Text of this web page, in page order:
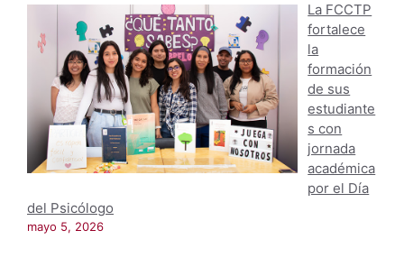
La FCCTP
fortalece
la
formación
de sus
estudiante
s con
jornada
académica
por el Día
del Psicólogo
mayo 5, 2026